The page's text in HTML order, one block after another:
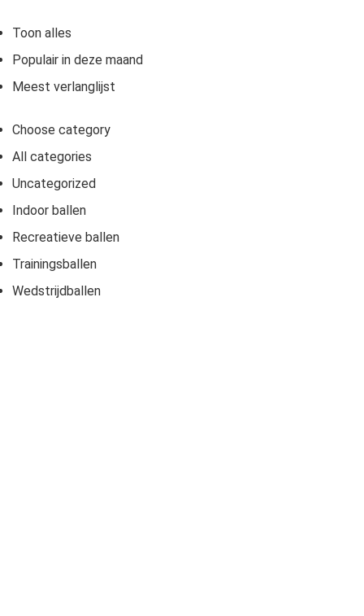
Toon alles
Populair in deze maand
Meest verlanglijst
Choose category
All categories
Uncategorized
Indoor ballen
Recreatieve ballen
Trainingsballen
Wedstrijdballen